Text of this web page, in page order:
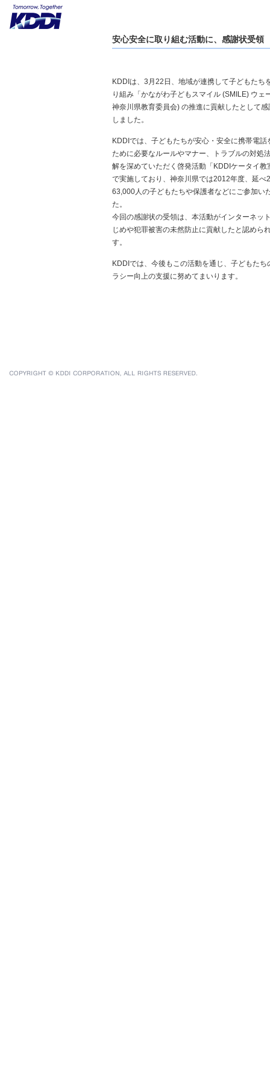
安心安全に取り組む活動に、感謝状受領
KDDIは、3月22日、地域が連携して子どもたち
り組み「かながわ子どもスマイル (SMILE) ウェ
神奈川県教育委員会) の推進に貢献したとして
しました。
KDDIでは、子どもたちが安心・安全に携帯電話
ために必要なルールやマナー、トラブルの対処
解を深めていただく啓発活動「KDDIケータイ教
で実施しており、神奈川県では2012年度、延べ
63,000人の子どもたちや保護者などにご参加い
た。
今回の感謝状の受領は、本活動がインターネッ
じめや犯罪被害の未然防止に貢献したと認めら
す。
KDDIでは、今後もこの活動を通じ、子どもたち
ラシー向上の支援に努めてまいります。